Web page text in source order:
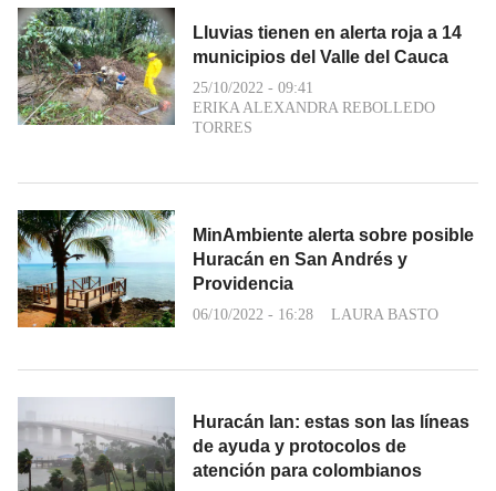
Lluvias tienen en alerta roja a 14
municipios del Valle del Cauca
25/10/2022 - 09:41
ERIKA ALEXANDRA REBOLLEDO
TORRES
MinAmbiente alerta sobre posible
Huracán en San Andrés y
Providencia
06/10/2022 - 16:28 LAURA BASTO
Huracán Ian: estas son las líneas
de ayuda y protocolos de
atención para colombianos